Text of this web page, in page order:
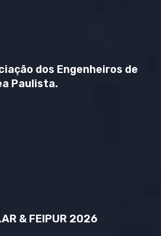
dos Engenheiros de
Paulista.
& FEIPUR 2026